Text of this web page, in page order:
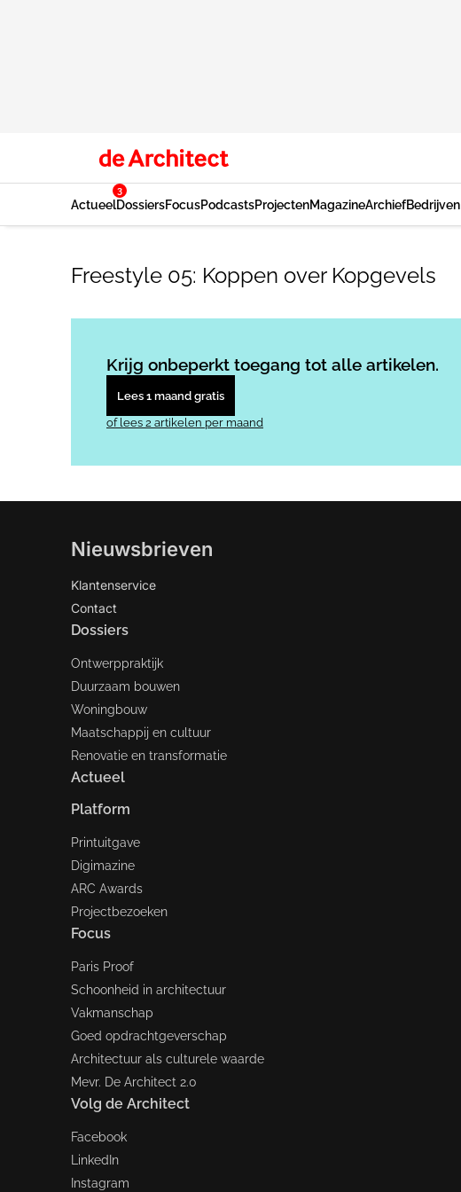
Actueel
3
DossiersFocusPodcastsProjectenMagazineArchiefBedrijven
Freestyle 05: Koppen over Kopgevels
Krijg onbeperkt toegang tot alle artikelen.
Lees 1 maand gratis
of lees 2 artikelen per maand
Nieuwsbrieven
Klantenservice
Contact
Dossiers
Ontwerppraktijk
Duurzaam bouwen
Woningbouw
Maatschappij en cultuur
Renovatie en transformatie
Actueel
Platform
Printuitgave
Digimazine
ARC Awards
Projectbezoeken
Focus
Paris Proof
Schoonheid in architectuur
Vakmanschap
Goed opdrachtgeverschap
Architectuur als culturele waarde
Mevr. De Architect 2.0
Volg de Architect
Facebook
LinkedIn
Instagram